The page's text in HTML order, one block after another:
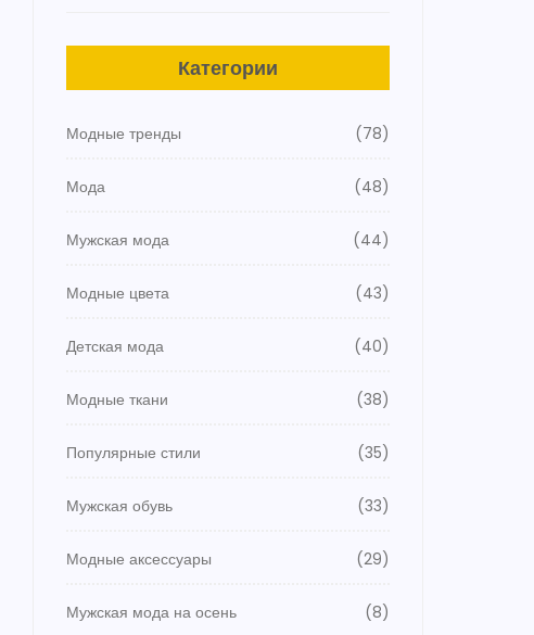
Категории
Модные тренды (78)
Мода (48)
Мужская мода (44)
Модные цвета (43)
Детская мода (40)
Модные ткани (38)
Популярные стили (35)
Мужская обувь (33)
Модные аксессуары (29)
Мужская мода на осень (8)